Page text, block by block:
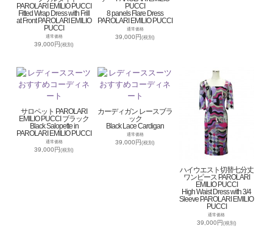
PAROLARI EMILIO PUCCI
Fitted Wrap Dress with Frill
at Front PAROLARI EMILIO
PUCCI
通常価格
39,000円(税別)
PUCCI
8 panels Flare Dress
PAROLARI EMILIO PUCCI
通常価格
39,000円(税別)
サロペット PAROLARI
EMILIO PUCCI ブラック
Black Salopette in
PAROLARI EMILIO PUCCI
通常価格
39,000円(税別)
カーディガン レースブラ
ック
Black Lace Cardigan
通常価格
39,000円(税別)
ハイウエスト切替七分丈
ワンピース PAROLARI
EMILIO PUCCI
High Waist Dress with 3/4
Sleeve PAROLARI EMILIO
PUCCI
通常価格
39,000円(税別)